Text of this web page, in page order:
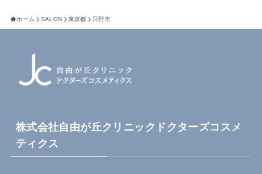
ホーム SALON 東京都 日野市
株式会社自由が丘クリニックドクターズコスメ
ティクス